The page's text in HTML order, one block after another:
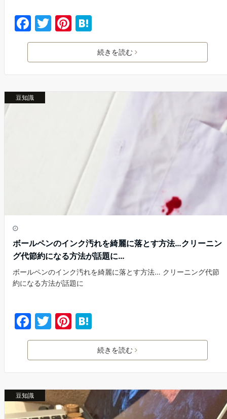
F
a
e
b
o
T
w
er
Pi
nt
e
at
e
n
続きを読む
豆知識
ボールペンのインク汚れを綺麗に落とす方法…クリーニン
グ代節約になる方法が話題に…
ボールペンのインク汚れを綺麗に落とす方法… クリーニング代節
約になる方法が話題に
F
a
e
b
o
T
w
er
Pi
nt
e
st
at
e
n
a
続きを読む
豆知識